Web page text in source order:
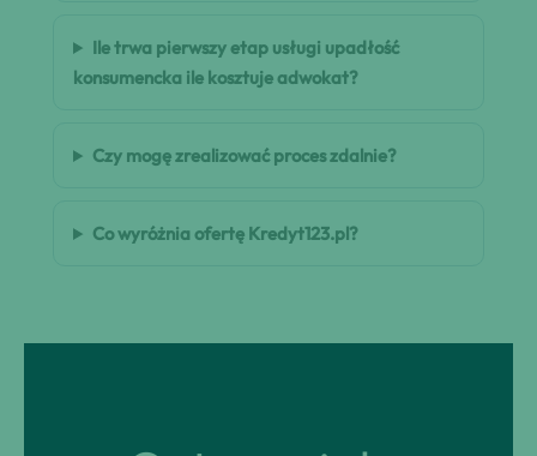
Ile trwa pierwszy etap usługi upadłość
konsumencka ile kosztuje adwokat?
Czy mogę zrealizować proces zdalnie?
Co wyróżnia ofertę Kredyt123.pl?